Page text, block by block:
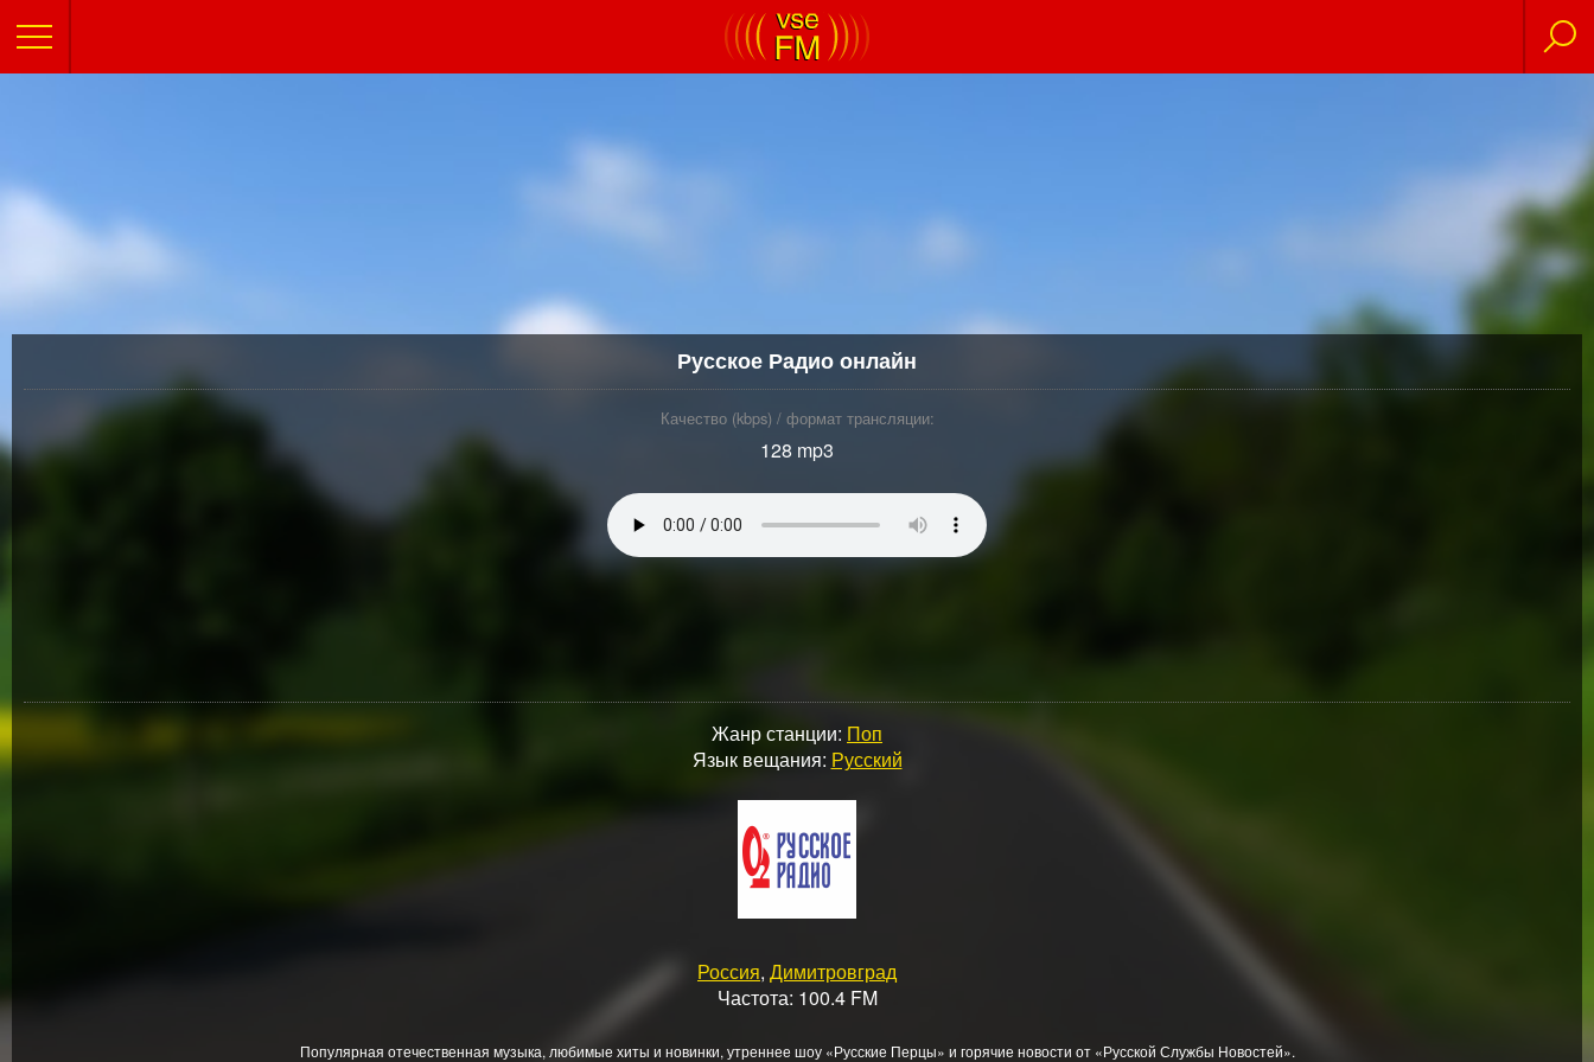
Русское Радио онлайн
Качество (kbps) / формат трансляции:
128 mp3
Жанр станции: Поп
Язык вещания: Русский
Россия, Димитровград
Частота: 100.4 FM
Популярная отечественная музыка, любимые хиты и новинки, утреннее шоу «Русские Перцы» и горячие новости от «Русской Службы Новостей».